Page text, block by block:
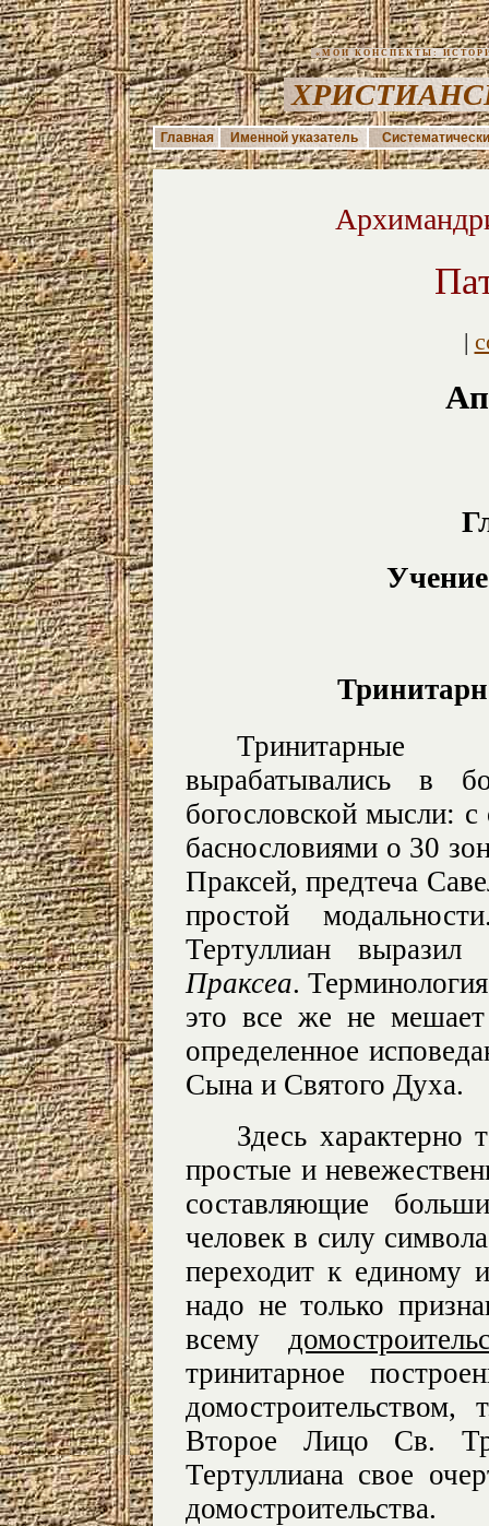
«МОИ КОНСПЕКТЫ:
Главная Именной указатель
|
Тринитарные
вырабатывались в
богословской мысли:
баснословиями о 30
Праксей, предтеча
простой
Тертуллиан
Праксеа.
это все же не
определенное
Сына и Святого Духа.
Здесь характерно
простые и
составляющие
человек в силу
переходит к единому
надо не только
всему
тринитарное
Второе Лицо Св.
Тертуллиана свое
домостроительства.